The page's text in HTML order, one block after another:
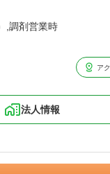
,調剤営業時
ア
法人情報